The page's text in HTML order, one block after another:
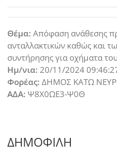
Θέμα: Απόφαση ανάθεσης
ανταλλακτικών καθώς και
συντήρησης για οχήματα
Ημ/νια: 20/11/2024
Φορέας: ΔΗΜΟΣ ΚΑΤΩ
ΑΔΑ: Ψ8Χ0ΩΕ3-Ψ0Θ
ΔΗΜΟΦΙΛΗ